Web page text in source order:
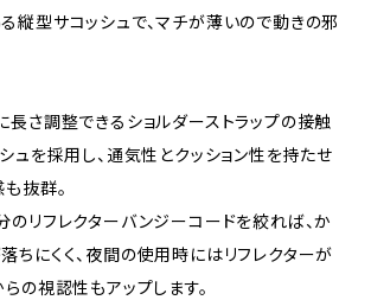
縦型サコッシュで、マチが薄いので動きの邪
長さ調整できるショルダーストラップの接触
ュを採用し、通気性とクッション性を持たせ
抜群。
のリフレクターバンジーコードを絞れば、か
ちにくく、夜間の使用時にはリフレクターが
の視認性もアップします。